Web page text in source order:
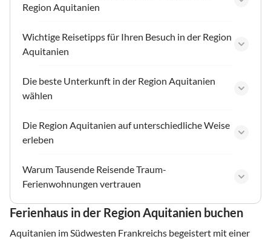
Region Aquitanien
Wichtige Reisetipps für Ihren Besuch in der Region
Aquitanien
Die beste Unterkunft in der Region Aquitanien
wählen
Die Region Aquitanien auf unterschiedliche Weise
erleben
Warum Tausende Reisende Traum-
Ferienwohnungen vertrauen
Ferienhaus in der Region Aquitanien buchen
Aquitanien im Südwesten Frankreichs begeistert mit einer